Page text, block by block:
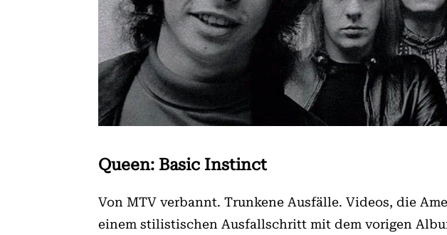
Queen: Basic Instinct
Von MTV verbannt. Trunkene Ausfälle. Videos, die
einem stilistischen Ausfallschritt mit dem vorigen